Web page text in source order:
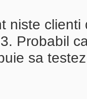
niste clienti
Probabil
sa